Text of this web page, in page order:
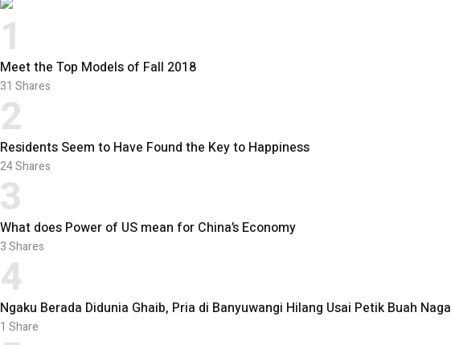
1
Meet the Top Models of Fall 2018
31 Shares
2
Residents Seem to Have Found the Key to Happiness
24Shares
3
What does Power of US mean for China’s Economy
3Shares
4
Ngaku Berada Didunia Ghaib, Pria di Banyuwangi Hilang Usai Petik Buah Naga
1 Share